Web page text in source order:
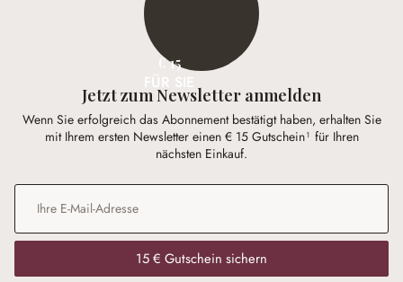
€ 15
Jetzt zum Newsletter anmelden
Wenn Sie erfolgreich das Abonnement bestätigt haben, erhalten Sie
mit Ihrem ersten Newsletter einen € 15 Gutschein¹ für Ihren
nächsten Einkauf.
E-Mail-Adresse
15 € Gutschein sichern